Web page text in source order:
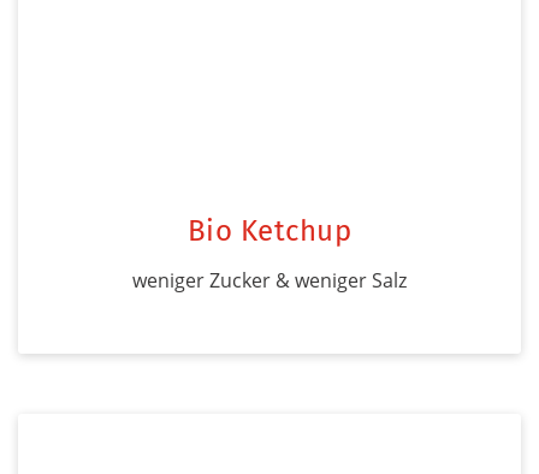
Bio Ketchup
weniger Zucker & weniger Salz